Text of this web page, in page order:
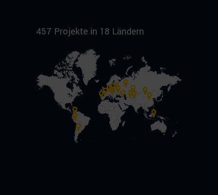
457 Projekte in 18 Ländern